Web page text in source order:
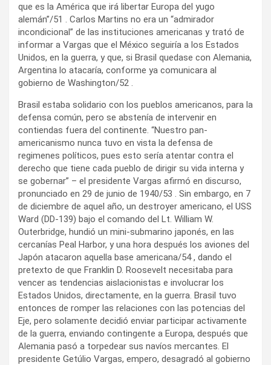
que es la América que irá libertar Europa del yugo
alemán”/51 . Carlos Martins no era un “admirador
incondicional” de las instituciones americanas y trató de
informar a Vargas que el México seguiría a los Estados
Unidos, en la guerra, y que, si Brasil quedase con Alemania,
Argentina lo atacaría, conforme ya comunicara al
gobierno de Washington/52 .
Brasil estaba solidario con los pueblos americanos, para la
defensa común, pero se abstenía de intervenir en
contiendas fuera del continente. “Nuestro pan-
americanismo nunca tuvo en vista la defensa de
regimenes políticos, pues esto sería atentar contra el
derecho que tiene cada pueblo de dirigir su vida interna y
se gobernar” – el presidente Vargas afirmó en discurso,
pronunciado en 29 de junio de 1940/53 . Sin embargo, en 7
de diciembre de aquel año, un destroyer americano, el USS
Ward (DD-139) bajo el comando del Lt. William W.
Outerbridge, hundió un mini-submarino japonés, en las
cercanías Peal Harbor, y una hora después los aviones del
Japón atacaron aquella base americana/54 , dando el
pretexto de que Franklin D. Roosevelt necesitaba para
vencer as tendencias aislacionistas e involucrar los
Estados Unidos, directamente, en la guerra. Brasil tuvo
entonces de romper las relaciones con las potencias del
Eje, pero solamente decidió enviar participar activamente
de la guerra, enviando contingente a Europa, después que
Alemania pasó a torpedear sus navíos mercantes. El
presidente Getúlio Vargas, empero, desagradó al gobierno